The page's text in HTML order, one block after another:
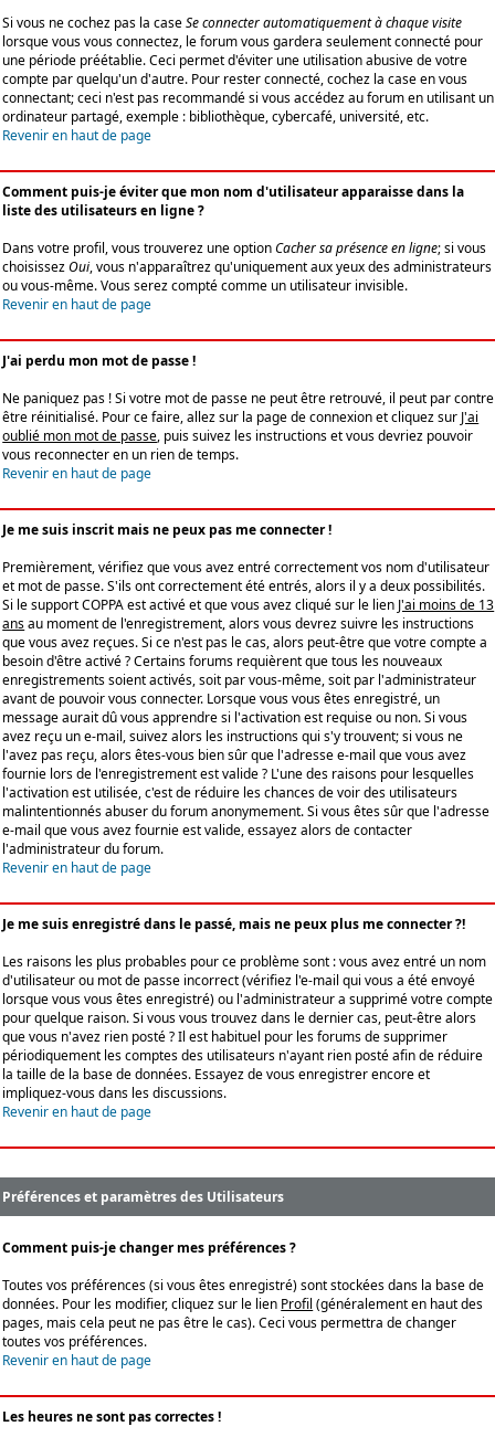
Si vous ne cochez pas la caseSe connecter automatiquement à chaque visite
lorsque vous vous connectez, le forum vous gardera seulement connecté pour
une période préétablie. Ceci permet d'éviter une utilisation abusive de votre
compte par quelqu'un d'autre. Pour rester connecté, cochez la case en vous
connectant; ceci n'est pas recommandé si vous accédez au forum en utilisant un
ordinateur partagé, exemple : bibliothèque, cybercafé, université, etc.
Revenir en haut de page
Comment puis-je éviter que mon nom d'utilisateur apparaisse dans la
liste des utilisateurs en ligne ?
Dans votre profil, vous trouverez une optionCacher sa présence en ligne; si vous
choisissezOui, vous n'apparaîtrez qu'uniquement aux yeux des administrateurs
ou vous-même. Vous serez compté comme un utilisateur invisible.
Revenir en haut de page
J'ai perdu mon mot de passe !
Ne paniquez pas ! Si votre mot de passe ne peut être retrouvé, il peut par contre
être réinitialisé. Pour ce faire, allez sur la page de connexion et cliquez sur J'ai
oublié mon mot de passe, puis suivez les instructions et vous devriez pouvoir
vous reconnecter en un rien de temps.
Revenir en haut de page
Je me suis inscrit mais ne peux pas me connecter !
Premièrement, vérifiez que vous avez entré correctement vos nom d'utilisateur
et mot de passe. S'ils ont correctement été entrés, alors il y a deux possibilités.
Si le support COPPA est activé et que vous avez cliqué sur le lien J'ai moins de 13
ansau moment de l'enregistrement, alors vous devrez suivre les instructions
que vous avez reçues. Si ce n'est pas le cas, alors peut-être que votre compte a
besoin d'être activé ? Certains forums requièrent que tous les nouveaux
enregistrements soient activés, soit par vous-même, soit par l'administrateur
avant de pouvoir vous connecter. Lorsque vous vous êtes enregistré, un
message aurait dû vous apprendre si l'activation est requise ou non. Si vous
avez reçu un e-mail, suivez alors les instructions qui s'y trouvent; si vous ne
l'avez pas reçu, alors êtes-vous bien sûr que l'adresse e-mail que vous avez
fournie lors de l'enregistrement est valide ? L'une des raisons pour lesquelles
l'activation est utilisée, c'est de réduire les chances de voir des utilisateurs
malintentionnés abuser du forum anonymement. Si vous êtes sûr que l'adresse
e-mail que vous avez fournie est valide, essayez alors de contacter
l'administrateur du forum.
Revenir en haut de page
Je me suis enregistré dans le passé, mais ne peux plus me connecter ?!
Les raisons les plus probables pour ce problème sont : vous avez entré un nom
d'utilisateur ou mot de passe incorrect (vérifiez l'e-mail qui vous a été envoyé
lorsque vous vous êtes enregistré) ou l'administrateur a supprimé votre compte
pour quelque raison. Si vous vous trouvez dans le dernier cas, peut-être alors
que vous n'avez rien posté ? Il est habituel pour les forums de supprimer
périodiquement les comptes des utilisateurs n'ayant rien posté afin de réduire
la taille de la base de données. Essayez de vous enregistrer encore et
impliquez-vous dans les discussions.
Revenir en haut de page
Préférences et paramètres des Utilisateurs
Comment puis-je changer mes préférences ?
Toutes vos préférences (si vous êtes enregistré) sont stockées dans la base de
données. Pour les modifier, cliquez sur le lien Profil (généralement en haut des
pages, mais cela peut ne pas être le cas). Ceci vous permettra de changer
toutes vos préférences.
Revenir en haut de page
Les heures ne sont pas correctes !